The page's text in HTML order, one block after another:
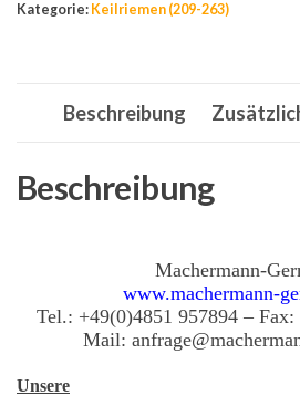
Antriebsriemen,
12,7x1905
Kategorie: Keilriemen (209-263)
Beschreibung
Beschreibung
Machermann-
www.machermann-
Tel.: +49(0)4851 957894 –
Mail:
Unsere